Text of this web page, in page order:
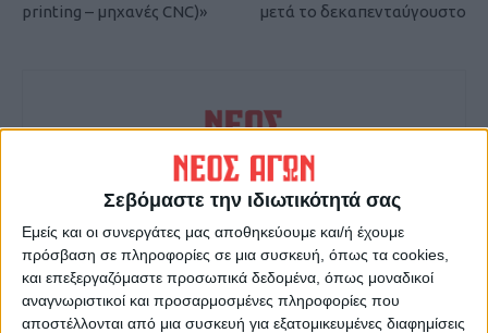
Σεβόμαστε την ιδιωτικότητά σας
Εμείς και οι συνεργάτες μας αποθηκεύουμε και/ή έχουμε
πρόσβαση σε πληροφορίες σε μια συσκευή, όπως τα cookies,
και επεξεργαζόμαστε προσωπικά δεδομένα, όπως μοναδικοί
αναγνωριστικοί και προσαρμοσμένες πληροφορίες που
αποστέλλονται από μια συσκευή για εξατομικευμένες διαφημίσεις
printing – μηχανές CNC)»
μετά το δεκαπενταύγουστο
ΝΕΟΣ ΑΓΩΝ
https://neosagon.gr
Η Αρχαιότερη Καθημερινή Πρωινή Εφημερίδα της Καρδίτσας